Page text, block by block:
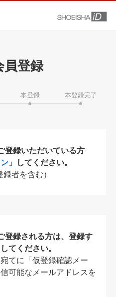
員登録
本登録 本登録完了
登録いただいている方
」 してください。
者を含む）
登録される方は、登録す
てください。
てに「仮登録確認メー
可能なメールアドレスを